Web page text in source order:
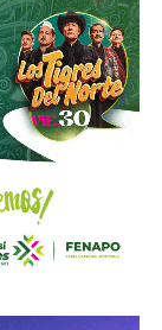
Potosí.
oficial